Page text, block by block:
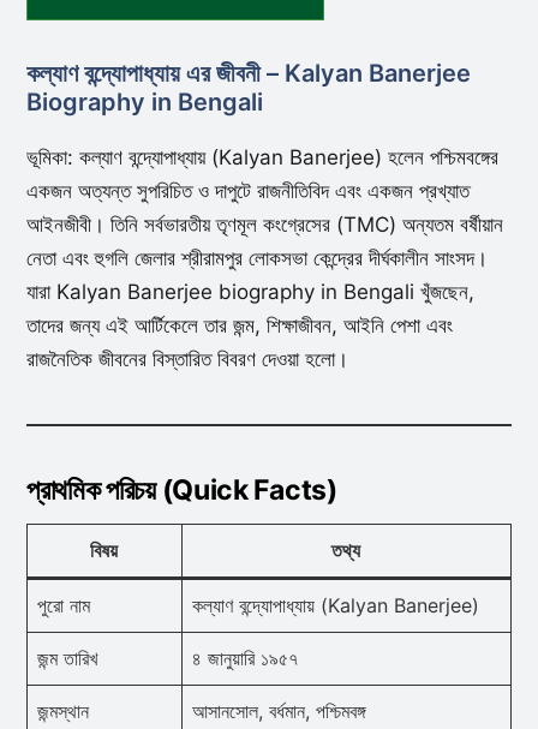
কল্যাণ বন্দ্যোপাধ্যায় এর জীবনী – Kalyan Banerjee
Biography in Bengali
ভূমিকা: কল্যাণ বন্দ্যোপাধ্যায় (Kalyan Banerjee) হলেন পশ্চিমবঙ্গের
একজন অত্যন্ত সুপরিচিত ও দাপুটে রাজনীতিবিদ এবং একজন প্রখ্যাত
আইনজীবী। তিনি সর্বভারতীয় তৃণমূল কংগ্রেসের (TMC) অন্যতম বর্ষীয়ান
নেতা এবং হুগলি জেলার শ্রীরামপুর লোকসভা কেন্দ্রের দীর্ঘকালীন সাংসদ।
যারা Kalyan Banerjee biography in Bengali খুঁজছেন,
তাদের জন্য এই আর্টিকেলে তার জন্ম, শিক্ষাজীবন, আইনি পেশা এবং
রাজনৈতিক জীবনের বিস্তারিত বিবরণ দেওয়া হলো।
প্রাথমিক পরিচয় (Quick Facts)
বিষয় তথ্য
পুরো নাম কল্যাণ বন্দ্যোপাধ্যায় (Kalyan Banerjee)
জন্ম তারিখ ৪ জানুয়ারি ১৯৫৭
জন্মস্থান আসানসোল, বর্ধমান, পশ্চিমবঙ্গ